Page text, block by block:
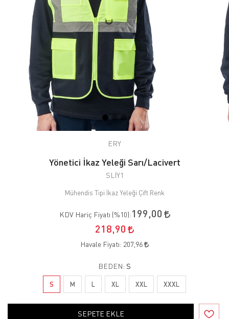
ERY
Yönetici İkaz Yeleği Sarı/Lacivert
SLİY1
Mühendis Tipi İkaz Yeleği Çift Renk
KDV Hariç Fiyatı (%10):199,00
218,90
Havale Fiyatı: 207,96
BEDEN: S
S M L XL XXL XXXL
SEPETE EKLE